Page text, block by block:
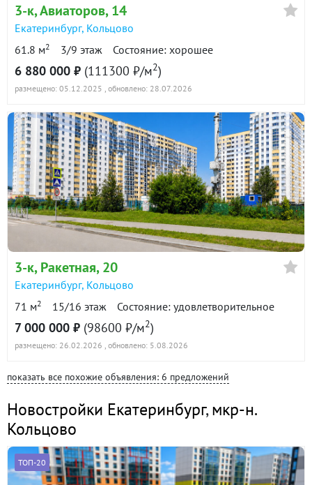
3-к, Авиаторов, 14
Екатеринбург, Кольцово
61.8 м2 3/9 этаж Состояние: хорошее
6 880 000 ₽ (111300 ₽/м2)
размещено: 05.12.2025 , обновлено: 28.07.2026
3-к, Ракетная, 20
Екатеринбург, Кольцово
71 м2 15/16 этаж Состояние: удовлетворительное
7 000 000 ₽ (98600 ₽/м2)
размещено: 26.02.2026 , обновлено: 5.08.2026
показать все похожие объявления: 6 предложений
Новостройки Екатеринбург,мкр-н.
Кольцово
ТОП-20